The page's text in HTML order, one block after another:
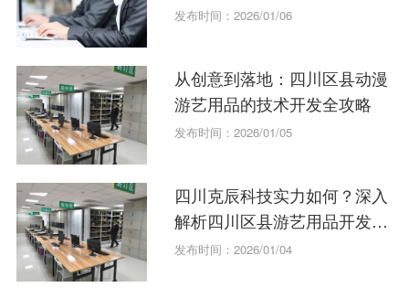
发布时间：2026/01/06
从创意到落地：四川区县动漫
游艺用品的技术开发全攻略
发布时间：2026/01/05
四川克辰科技实力如何？深入
解析四川区县游艺用品开发的
技术创新
发布时间：2026/01/04